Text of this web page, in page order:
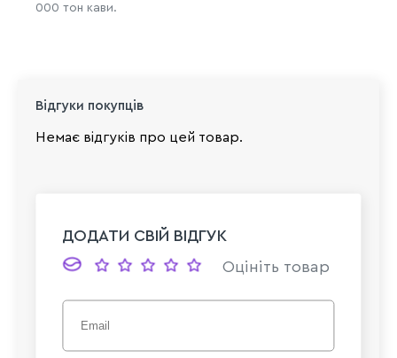
000 тон кави.
Відгуки покупців
Немає відгуків про цей товар.
ДОДАТИ СВІЙ ВІДГУК
Оцініть товар